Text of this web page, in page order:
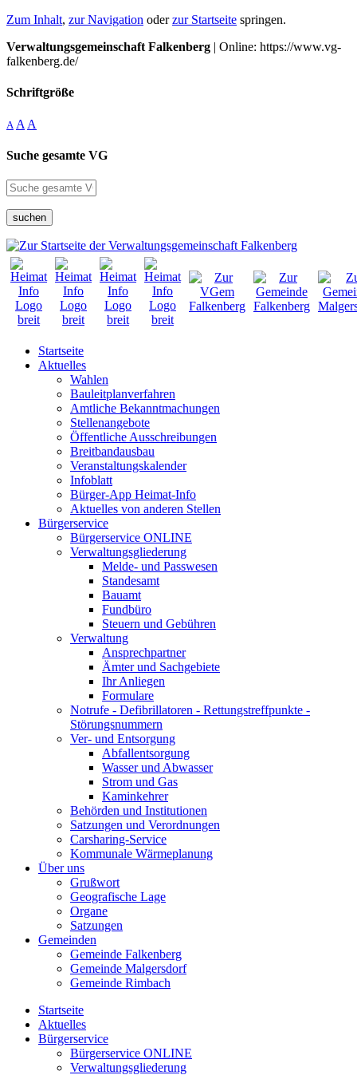
Zum Inhalt, zur Navigation oderzur Startseite springen.
Verwaltungsgemeinschaft Falkenberg | Online: https://www.vg-
falkenberg.de/
Schriftgröße
A A A
Suche gesamte VG
suchen
Startseite
Aktuelles
Wahlen
Bauleitplanverfahren
Amtliche Bekanntmachungen
Stellenangebote
Öffentliche Ausschreibungen
Breitbandausbau
Veranstaltungskalender
Infoblatt
Bürger-App Heimat-Info
Aktuelles von anderen Stellen
Bürgerservice
Bürgerservice ONLINE
Verwaltungsgliederung
Melde- und Passwesen
Standesamt
Bauamt
Fundbüro
Steuern und Gebühren
Verwaltung
Ansprechpartner
Ämter und Sachgebiete
Ihr Anliegen
Formulare
Notrufe - Defibrillatoren - Rettungstreffpunkte -
Störungsnummern
Ver- und Entsorgung
Abfallentsorgung
Wasser und Abwasser
Strom und Gas
Kaminkehrer
Behörden und Institutionen
Satzungen und Verordnungen
Carsharing-Service
Kommunale Wärmeplanung
Über uns
Grußwort
Geografische Lage
Organe
Satzungen
Gemeinden
Gemeinde Falkenberg
Gemeinde Malgersdorf
Gemeinde Rimbach
Startseite
Aktuelles
Bürgerservice
Bürgerservice ONLINE
Verwaltungsgliederung